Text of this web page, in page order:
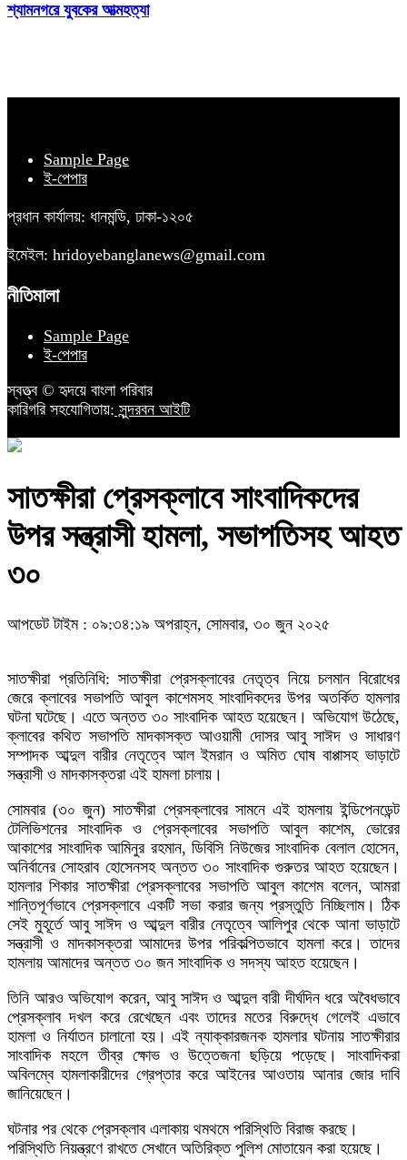
শ্যামনগরে যুবকের আত্মহত্যা
Sample Page
ই-পেপার
প্রধান কার্যালয়: ধানমন্ডি, ঢাকা-১২০৫
ইমেইল: hridoyebanglanews@gmail.com
নীতিমালা
Sample Page
ই-পেপার
স্বত্ত্ব © হৃদয়ে বাংলা পরিবার
কারিগরি সহযোগিতায়: সুন্দরবন আইটি
সাতক্ষীরা প্রেসক্লাবে সাংবাদিকদের
উপর সন্ত্রাসী হামলা, সভাপতিসহ আহত
৩০
আপডেট টাইম : ০৯:৩৪:১৯ অপরাহ্ন, সোমবার, ৩০ জুন ২০২৫
সাতক্ষীরা প্রতিনিধি: সাতক্ষীরা প্রেসক্লাবের নেতৃত্ব নিয়ে চলমান বিরোধের
জেরে ক্লাবের সভাপতি আবুল কাশেমসহ সাংবাদিকদের উপর অতর্কিত হামলার
ঘটনা ঘটেছে। এতে অন্তত ৩০ সাংবাদিক আহত হয়েছেন। অভিযোগ উঠেছে,
ক্লাবের কথিত সভাপতি মাদকাসক্ত আওয়ামী দোসর আবু সাঈদ ও সাধারণ
সম্পাদক আব্দুল বারীর নেতৃত্বে আল ইমরান ও অমিত ঘোষ বাপ্পাসহ ভাড়াটে
সন্ত্রাসী ও মাদকাসক্তরা এই হামলা চালায়।
সোমবার (৩০ জুন) সাতক্ষীরা প্রেসক্লাবের সামনে এই হামলায় ইন্ডিপেনডেন্ট
টেলিভিশনের সাংবাদিক ও প্রেসক্লাবের সভাপতি আবুল কাশেম, ভোরের
আকাশের সাংবাদিক আমিনুর রহমান, ডিবিসি নিউজের সাংবাদিক বেলাল হোসেন,
অনির্বানের সোহরাব হোসেনসহ অন্তত ৩০ সাংবাদিক গুরুতর আহত হয়েছেন।
হামলার শিকার সাতক্ষীরা প্রেসক্লাবের সভাপতি আবুল কাশেম বলেন, আমরা
শান্তিপূর্ণভাবে প্রেসক্লাবে একটি সভা করার জন্য প্রস্তুতি নিচ্ছিলাম। ঠিক
সেই মুহূর্তে আবু সাঈদ ও আব্দুল বারীর নেতৃত্বে আলিপুর থেকে আনা ভাড়াটে
সন্ত্রাসী ও মাদকাসক্তরা আমাদের উপর পরিকল্পিতভাবে হামলা করে। তাদের
হামলায় আমাদের অন্তত ৩০ জন সাংবাদিক ও সদস্য আহত হয়েছেন।
তিনি আরও অভিযোগ করেন, আবু সাঈদ ও আব্দুল বারী দীর্ঘদিন ধরে অবৈধভাবে
প্রেসক্লাব দখল করে রেখেছেন এবং তাদের মতের বিরুদ্ধে গেলেই এভাবে
হামলা ও নির্যাতন চালানো হয়। এই ন্যাক্কারজনক হামলার ঘটনায় সাতক্ষীরার
সাংবাদিক মহলে তীব্র ক্ষোভ ও উত্তেজনা ছড়িয়ে পড়েছে। সাংবাদিকরা
অবিলম্বে হামলাকারীদের গ্রেপ্তার করে আইনের আওতায় আনার জোর দাবি
জানিয়েছেন।
ঘটনার পর থেকে প্রেসক্লাব এলাকায় থমথমে পরিস্থিতি বিরাজ করছে।
পরিস্থিতি নিয়ন্ত্রণে রাখতে সেখানে অতিরিক্ত পুলিশ মোতায়েন করা হয়েছে।